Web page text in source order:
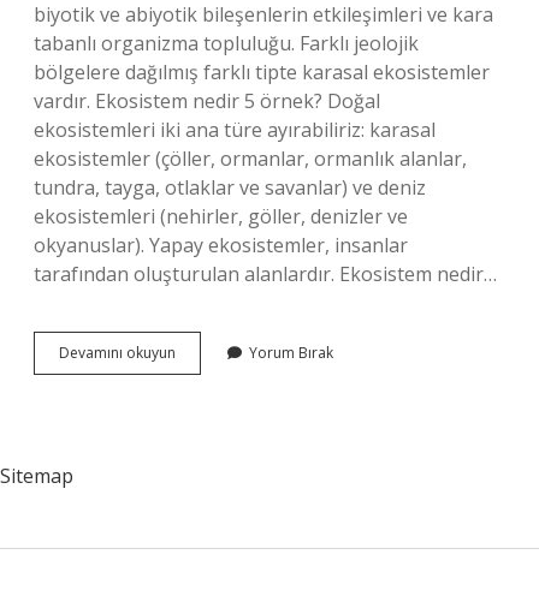
biyotik ve abiyotik bileşenlerin etkileşimleri ve kara
tabanlı organizma topluluğu. Farklı jeolojik
bölgelere dağılmış farklı tipte karasal ekosistemler
vardır. Ekosistem nedir 5 örnek? Doğal
ekosistemleri iki ana türe ayırabiliriz: karasal
ekosistemler (çöller, ormanlar, ormanlık alanlar,
tundra, tayga, otlaklar ve savanlar) ve deniz
ekosistemleri (nehirler, göller, denizler ve
okyanuslar). Yapay ekosistemler, insanlar
tarafından oluşturulan alanlardır. Ekosistem nedir…
Devamını okuyun
Küçük
Yorum Bırak
Sitemap